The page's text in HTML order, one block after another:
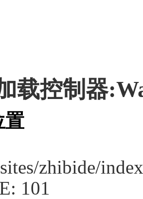
载控制器
置
zhibide/
101